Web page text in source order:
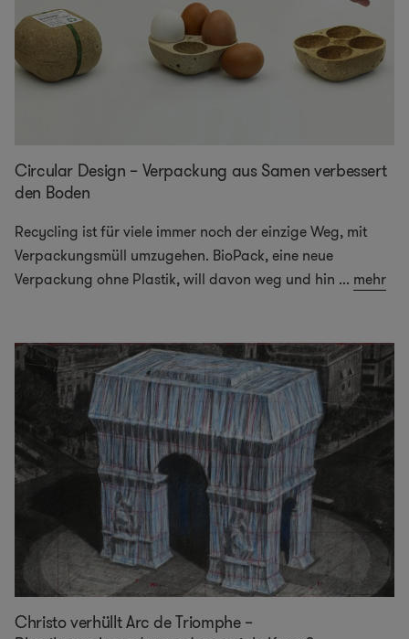
Circular Design – Verpackung aus Samen verbessert
den Boden
Recycling ist für viele immer noch der einzige Weg, mit
Verpackungsmüll umzugehen. BioPack, eine neue
Verpackung ohne Plastik, will davon weg und hin ... mehr
Christo verhüllt Arc de Triomphe –